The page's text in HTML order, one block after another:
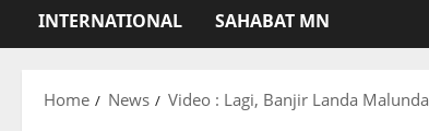
INTERNATIONAL SAHABAT MN
Home News Video : Lagi, Banjir Landa Malunda